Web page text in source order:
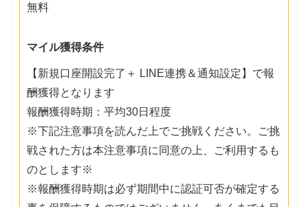
無料
マイル獲得条件
【新規口座開設完了＋ LINE連携＆通知設定】で報
酬獲得となります
報酬獲得時期：平均30日程度
※下記注意事項を読んだ上でご挑戦ください。ご挑
戦された方は本注意事項に同意の上、ご利用するも
のとします※
※報酬獲得時期は必ず期間中に認証可否が確定する